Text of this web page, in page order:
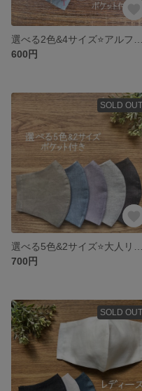
600円
SOLD OUT
700円
SOLD OUT